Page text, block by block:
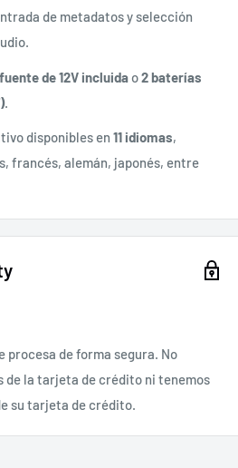
de metadatos y selección
fuente de 12V incluidao2 baterías
.
disponibles en 11 idiomas,
francés, alemán, japonés, entre
procesa de forma segura. No
de la tarjeta de crédito ni tenemos
su tarjeta de crédito.